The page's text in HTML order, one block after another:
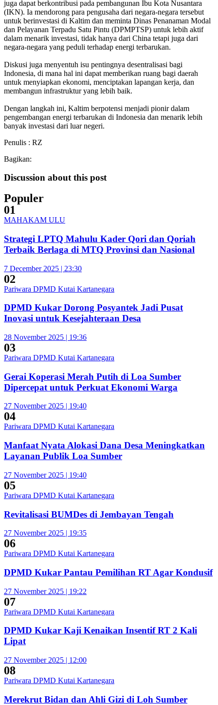
juga dapat berkontribusi pada pembangunan Ibu Kota Nusantara
(IKN). Ia mendorong para pengusaha dari negara-negara tersebut
untuk berinvestasi di Kaltim dan meminta Dinas Penanaman Modal
dan Pelayanan Terpadu Satu Pintu (DPMPTSP) untuk lebih aktif
dalam menarik investasi, tidak hanya dari China tetapi juga dari
negara-negara yang peduli terhadap energi terbarukan.
Diskusi juga menyentuh isu pentingnya desentralisasi bagi
Indonesia, di mana hal ini dapat memberikan ruang bagi daerah
untuk menyiapkan ekonomi, menciptakan lapangan kerja, dan
membangun infrastruktur yang lebih baik.
Dengan langkah ini, Kaltim berpotensi menjadi pionir dalam
pengembangan energi terbarukan di Indonesia dan menarik lebih
banyak investasi dari luar negeri.
Penulis : RZ
Bagikan:
Discussion about this post
Populer
01
MAHAKAM ULU
Strategi LPTQ Mahulu Kader Qori dan Qoriah
Terbaik Berlaga di MTQ Provinsi dan Nasional
7 December 2025 | 23:30
02
Pariwara DPMD Kutai Kartanegara
DPMD Kukar Dorong Posyantek Jadi Pusat
Inovasi untuk Kesejahteraan Desa
28 November 2025 | 19:36
03
Pariwara DPMD Kutai Kartanegara
Gerai Koperasi Merah Putih di Loa Sumber
Dipercepat untuk Perkuat Ekonomi Warga
27 November 2025 | 19:40
04
Pariwara DPMD Kutai Kartanegara
Manfaat Nyata Alokasi Dana Desa Meningkatkan
Layanan Publik Loa Sumber
27 November 2025 | 19:40
05
Pariwara DPMD Kutai Kartanegara
Revitalisasi BUMDes di Jembayan Tengah
27 November 2025 | 19:35
06
Pariwara DPMD Kutai Kartanegara
DPMD Kukar Pantau Pemilihan RT Agar Kondusif
27 November 2025 | 19:22
07
Pariwara DPMD Kutai Kartanegara
DPMD Kukar Kaji Kenaikan Insentif RT 2 Kali
Lipat
27 November 2025 | 12:00
08
Pariwara DPMD Kutai Kartanegara
Merekrut Bidan dan Ahli Gizi di Loh Sumber